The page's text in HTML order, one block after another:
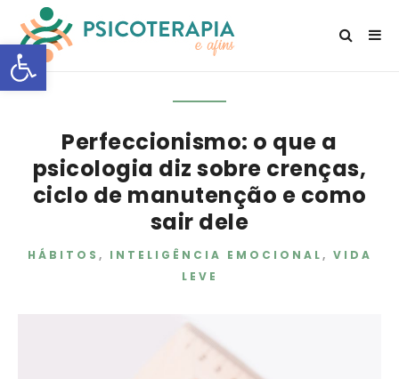
Open toolbar
Perfeccionismo: o que a
psicologia diz sobre crenças,
ciclo de manutenção e como
sair dele
HÁBITOS , INTELIGÊNCIA EMOCIONAL, VIDA
LEVE